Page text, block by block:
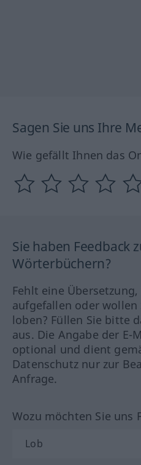
Sagen Sie uns Ihre
Wie gefällt Ihnen das
Sie haben Feedback
Wörterbüchern?
Fehlt eine
aufgefallen oder wollen
loben? Füllen Sie bitte
aus. Die Angabe der E-
optional und dient
Datenschutz nur zur
Anfrage.
Wozu möchten Sie uns